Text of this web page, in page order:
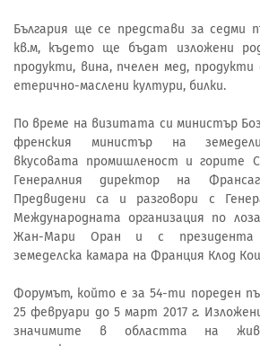
България ще се представи за седми
кв.м, където ще бъдат изложени
продукти, вина, пчелен мед,
етерично-маслени култури, билки.
По време на визитата си министър
френския министър на
вкусовата промишленост и горите
Генералния директор на
Предвидени са и разговори с
Международната организация по
Жан-Мари Оран и с президента
земеделска камара на Франция Клод
Форумът, който е за 54-ти пореден
25 февруари до 5 март 2017 г.
значимите в областта на